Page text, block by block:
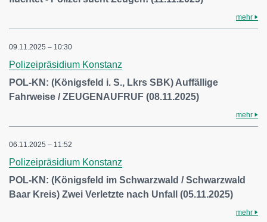
mehr
09.11.2025 – 10:30
Polizeipräsidium Konstanz
POL-KN: (Königsfeld i. S., Lkrs SBK) Auffällige
Fahrweise / ZEUGENAUFRUF (08.11.2025)
mehr
06.11.2025 – 11:52
Polizeipräsidium Konstanz
POL-KN: (Königsfeld im Schwarzwald / Schwarzwald
Baar Kreis) Zwei Verletzte nach Unfall (05.11.2025)
mehr